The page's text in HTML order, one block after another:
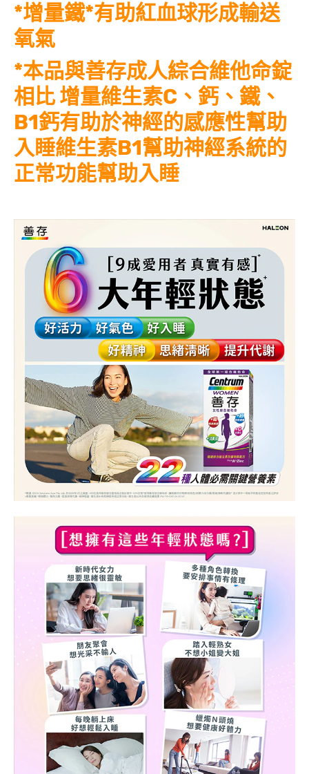
*增量鐵*有助紅血球形成輸送
氧氣
*本品與善存成人綜合維他命錠
相比 增量維生素C、鈣、鐵、
B1鈣有助於神經的感應性幫助
入睡維生素B1幫助神經系統的
正常功能幫助入睡